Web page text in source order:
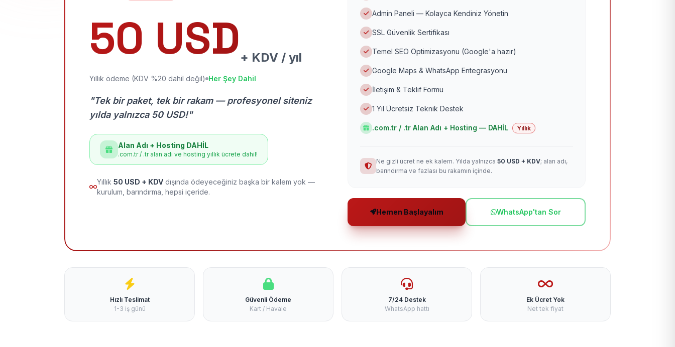
50 USD + KDV / yıl
Yıllık ödeme (KDV %20 dahil değil) Her Şey Dahil
"Tek bir paket, tek bir rakam — profesyonel siteniz
yılda yalnızca 50 USD!"
Alan Adı + Hosting DAHİL
.com.tr / .tr alan adı ve hosting yıllık ücrete dahil!
Yıllık 50 USD + KDV dışında ödeyeceğiniz başka bir kalem yok —
kurulum, barındırma, hepsi içeride.
Admin Paneli — Kolayca Kendiniz Yönetin
SSL Güvenlik Sertifikası
Temel SEO Optimizasyonu (Google'a hazır)
Google Maps & WhatsApp Entegrasyonu
İletişim & Teklif Formu
1 Yıl Ücretsiz Teknik Destek
.com.tr / .tr Alan Adı + Hosting — DAHİL Yıllık
Ne gizli ücret ne ek kalem. Yılda yalnızca 50 USD + KDV; alan adı,
barındırma ve fazlası bu rakamın içinde.
Hemen Başlayalım WhatsApp'tan Sor
Hızlı Teslimat
1-3 iş günü
Güvenli Ödeme
Kart / Havale
7/24 Destek
WhatsApp hattı
Ek Ücret Yok
Net tek fiyat